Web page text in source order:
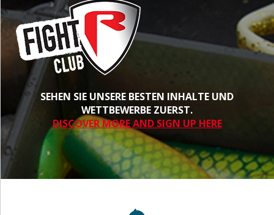
SEHEN SIE UNSERE BESTEN INHALTE UND
WETTBEWERBE ZUERST.
DISCOVER MORE AND SIGN UP HERE